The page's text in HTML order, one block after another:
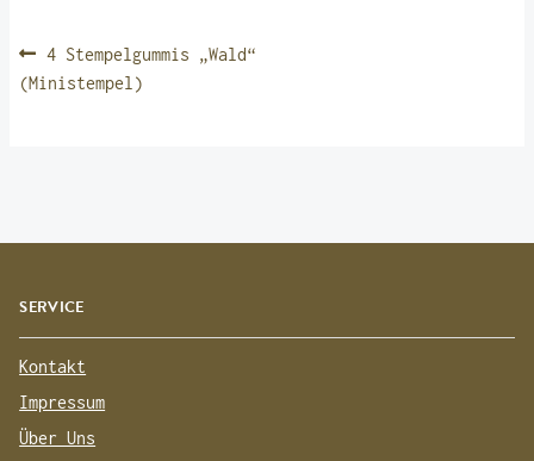
BEITRAGSNAVIGATION
Vorheriger
Beitrag:
4 Stempelgummis „Wald“
(Ministempel)
SERVICE
Kontakt
Impressum
Über Uns